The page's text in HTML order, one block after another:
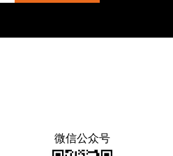
微信公众号